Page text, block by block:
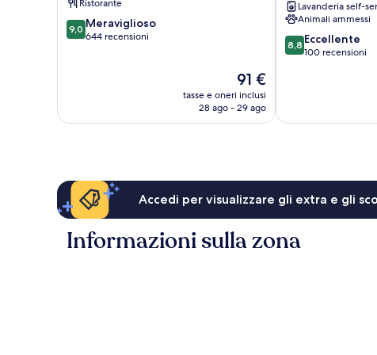
Ristorante
9.0
su
9,0 Meraviglioso
644 recensioni
Il
prezzo
attuale
91 €
tasse e oneri inclusi
28 ago - 29 ago
de
Cramphore
Le
Pouliguen
Lavanderia self-
Animali ammessi
8.8
su
8,8 Eccellente
100 recensioni
Accedi per visualizzare gli extra e gli
Informazioni sulla zona